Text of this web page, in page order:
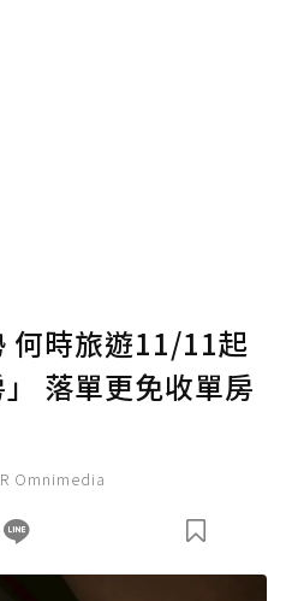
何時旅遊11/11起
落單更免收單房
Omnimedia